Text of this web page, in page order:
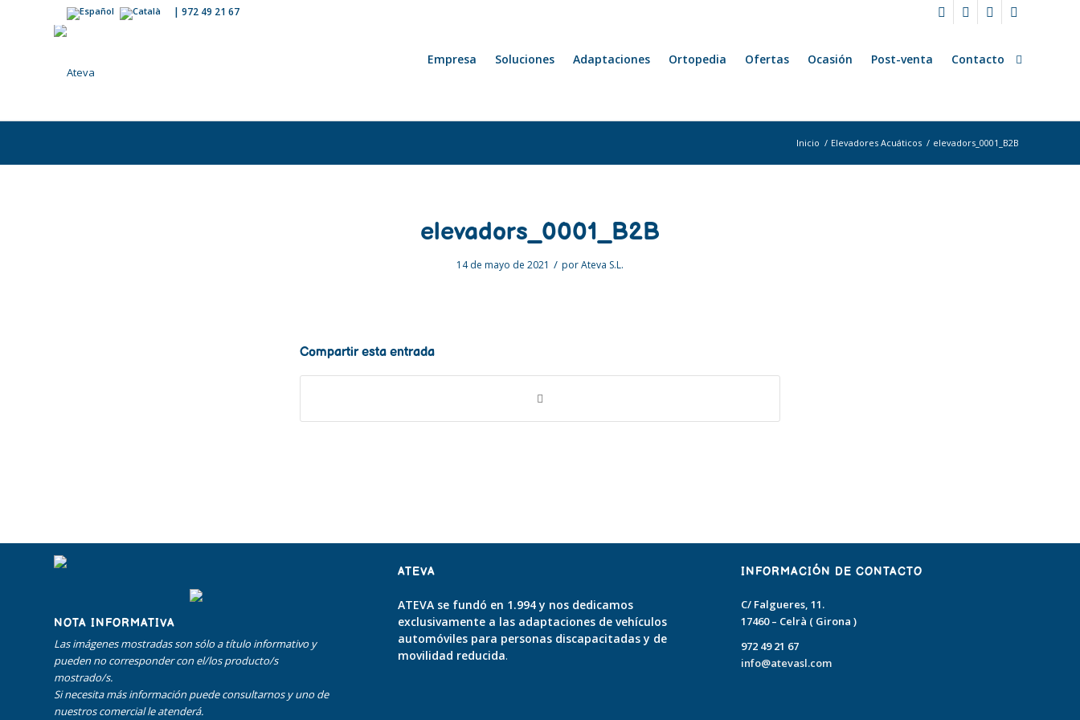
| 972 49 21 67
Empresa Soluciones Adaptaciones Ortopedia Ofertas Ocasión Post-venta Contacto
Inicio / Elevadores Acuáticos / elevadors_0001_B2B
elevadors_0001_B2B
14 de mayo de 2021 / porAteva S.L.
Compartir esta entrada
NOTA INFORMATIVA
Las imágenes mostradas son sólo a título informativo y
pueden no corresponder con el/los producto/s
mostrado/s.
Si necesita más información puede consultarnos y uno de
nuestros comercial le atenderá.
ATEVA
ATEVA se fundó en 1.994 y nos dedicamos
exclusivamente a las adaptaciones de vehículos
automóviles para personas discapacitadas y de
movilidad reducida.
INFORMACIÓN DE CONTACTO
C/ Falgueres, 11.
17460 – Celrà ( Girona )
972 49 21 67
info@atevasl.com